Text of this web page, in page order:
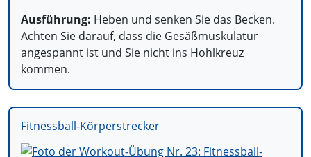
Ausführung: Heben und senken Sie das Becken.
Achten Sie darauf, dass die Gesäßmuskulatur
angespannt ist und Sie nicht ins Hohlkreuz
kommen.
Fitnessball-Körperstrecker